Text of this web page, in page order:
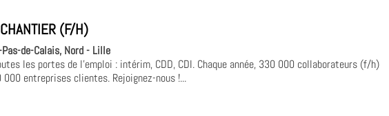
(F/H)
Pas-de-Calais, Nord - Lille
les portes de l'emploi : intérim, CDD, CDI. Chaque année, 330 000 collaborateurs (f/h)
entreprises clientes. Rejoignez-nous !...